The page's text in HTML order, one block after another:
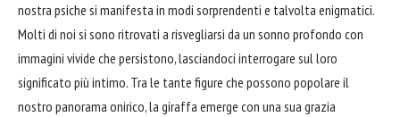
nostra psiche si manifesta in modi sorprendenti e talvolta enigmatici.
Molti di noi si sono ritrovati a risvegliarsi da un sonno profondo con
immagini vivide che persistono, lasciandoci interrogare sul loro
significato più intimo. Tra le tante figure che possono popolare il
nostro panorama onirico, la giraffa emerge con una sua grazia